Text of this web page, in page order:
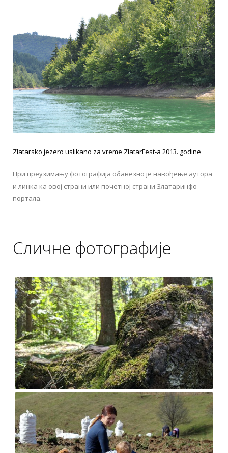
Zlatarsko jezero uslikano za vreme ZlatarFest-a 2013. godine
При преузимању фотографија обавезно је навођење аутора
и линка ка овој страни или почетној страни Златаринфо
портала.
Сличне фотографије